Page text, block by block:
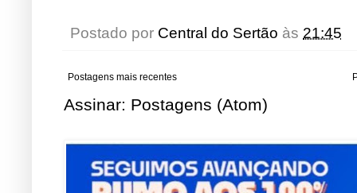
Postado por Central do Sertão às 21:45
Postagens mais recentes
Assinar: Postagens (Atom)